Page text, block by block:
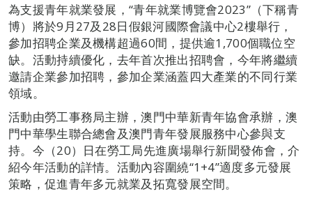
為支援青年就業發展，“青年就業博覽會2023”（下稱青
博）將於9月27及28日假銀河國際會議中心2樓舉行，
參加招聘企業及機構超過60間，提供逾1,700個職位空
缺。活動持續優化，去年首次推出招聘會，今年將繼續
邀請企業參加招聘，參加企業涵蓋四大產業的不同行業
領域。
活動由勞工事務局主辦，澳門中華新青年協會承辦，澳
門中華學生聯合總會及澳門青年發展服務中心參與支
持。今（20）日在勞工局先進廣場舉行新聞發佈會，介
紹今年活動的詳情。活動內容圍繞“1+4”適度多元發展
策略，促進青年多元就業及拓寬發展空間。